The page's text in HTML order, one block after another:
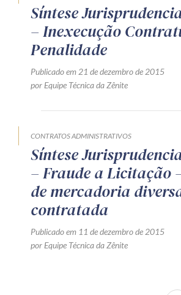
Síntese
– Inexecução
Penalidade
Publicado em 21 de dezembro de 2015
por Equipe Técnica da Zênite
CONTRATOS ADMINISTRATIVOS
Síntese
– Fraude a Licitação
de mercadoria
contratada
Publicado em 11 de dezembro de 2015
por Equipe Técnica da Zênite